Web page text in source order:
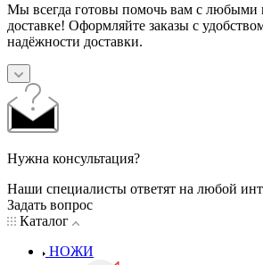
Мы всегда готовы помочь вам с любыми
доставке! Оформляйте заказы с
надёжности доставки.
Нужна консультация?
Наши специалисты ответят на любой
Задать вопрос
Каталог
НОЖИ